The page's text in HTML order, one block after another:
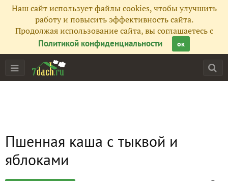
Наш сайт использует файлы cookies, чтобы улучшить
работу и повысить эффективность сайта.
Продолжая использование сайта, вы соглашаетесь с
Политикой конфиденциальности
ок
Пшенная каша с тыквой и
яблоками